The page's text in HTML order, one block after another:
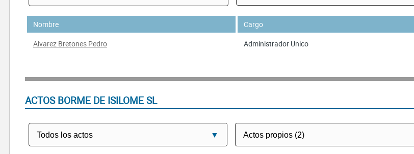
Nombre Cargo
Alvarez Bretones Pedro
Administrador Unico
ACTOS BORME DE ISILOME SL